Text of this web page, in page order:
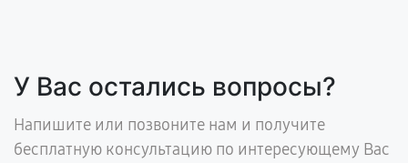
У Вас остались вопросы?
Напишите или позвоните нам и получите
бесплатную консультацию по интересующему Вас